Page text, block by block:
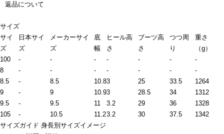
返品について
サイズ
サイ
ズ
日本サイ
ズ
メーカーサイ
ズ
底
幅
ヒール高
さ
ブーツ高
さ
つつ周
り
重さ
（g）
100
- - - - - -
-
8
- - - - - -
-
8.5
- 8.5 10.83 25 33.5
1264
9
- 9 10.93 28.5 34
1312
9.5
- 9.5 11 3.2 29 36
1328
105
- 10.5 11.23.2 30 37.5
1342
サイズガイド 身長別サイズイメージ